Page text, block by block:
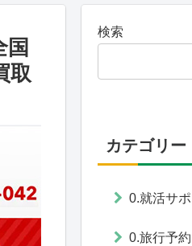
国
取
検索
カテゴリー
0.就活サポ
0.旅行予